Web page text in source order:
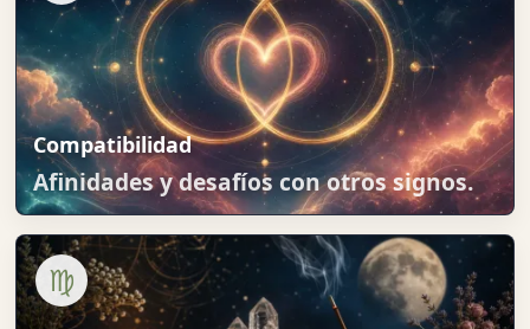
Compatibilidad
Afinidades y desafíos con otros signos.
♍